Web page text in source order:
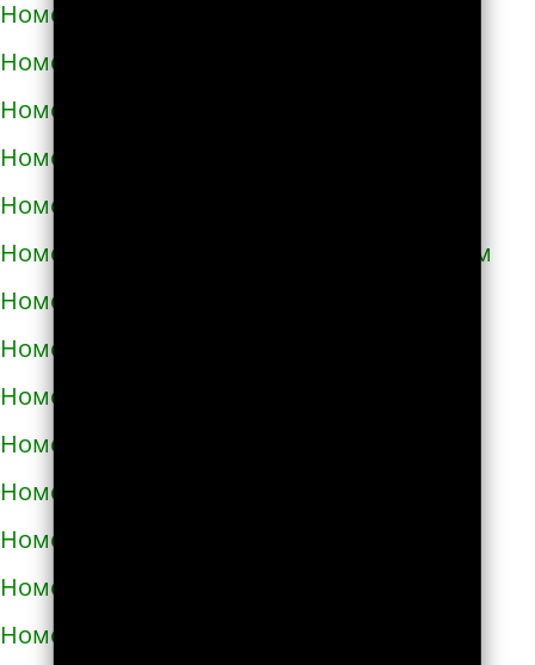
Номера телефонов такси в Краснограде
Номера телефонов такси в Кременце
Номера телефонов такси в Кременчуге
Номера телефонов такси в Кривом Роге
Номера телефонов такси в Кролевце
Номера телефонов такси в Кропивницком
Номера телефонов такси в Купянске
Номера телефонов такси в Ладыжине
Номера телефонов такси в Лозовой
Номера телефонов такси в Лохвице
Номера телефонов такси в Лубнах
Номера телефонов такси в Луцке
Номера телефонов такси во Львове
Номера телефонов такси в Люботине